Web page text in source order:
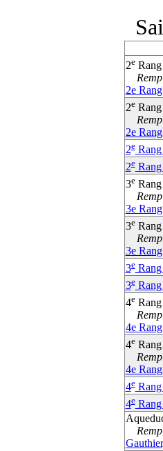
2eRang
2e
2eRang
2e
2eRang
2eRang
3eRang
3e
3eRang
3e
3eRang
3eRang
4eRang
4e
4eRang
4e
4eRang
4eRang